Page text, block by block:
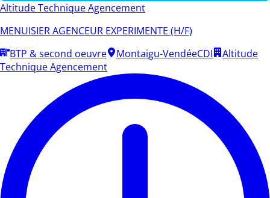
Altitude Technique Agencement
MENUISIER AGENCEUR EXPERIMENTE (H/F)
BTP & second oeuvre
Montaigu-VendéeCDI
Altitude
Technique Agencement